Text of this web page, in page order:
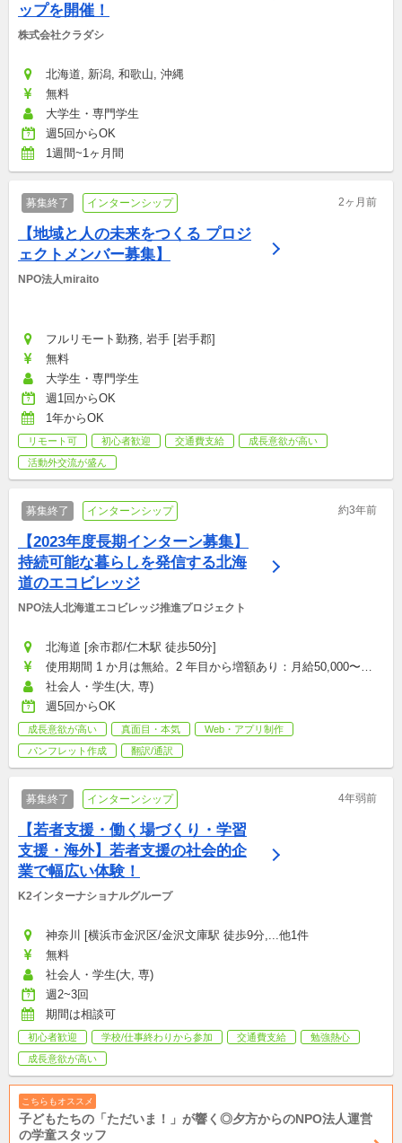
ップを開催！
株式会社クラダシ
北海道, 新潟, 和歌山, 沖縄
無料
大学生・専門学生
週5回からOK
1週間~1ヶ月間
募集終了 インターンシップ 2ヶ月前
【地域と人の未来をつくる プロジ
ェクトメンバー募集】
NPO法人miraito
フルリモート勤務, 岩手 [岩手郡]
無料
大学生・専門学生
週1回からOK
1年からOK
リモート可 初心者歓迎 交通費支給
成長意欲が高い
活動外交流が盛ん
募集終了 インターンシップ 約3年前
【2023年度長期インターン募集】
持続可能な暮らしを発信する北海
道のエコビレッジ
NPO法人北海道エコビレッジ推進プロジェクト
北海道 [余市郡/仁木駅 徒歩50分]
使用期間 1 か月は無給。2 年目から増額あり：月給50,000〜
80,000円
社会人・学生(大, 専)
週5回からOK
成長意欲が高い 真面目・本気
Web・アプリ制作
パンフレット作成
翻訳/通訳
募集終了 インターンシップ 4年弱前
【若者支援・働く場づくり・学習
支援・海外】若者支援の社会的企
業で幅広い体験！
K2インターナショナルグループ
神奈川 [横浜市金沢区/金沢文庫駅 徒歩9分,...他1件
無料
社会人・学生(大, 専)
週2~3回
期間は相談可
初心者歓迎 学校/仕事終わりから参加 交通費支給
勉強熱心
成長意欲が高い
こちらもオススメ
子どもたちの「ただいま！」が響く◎夕方からのNPO法人運営
の学童スタッフ